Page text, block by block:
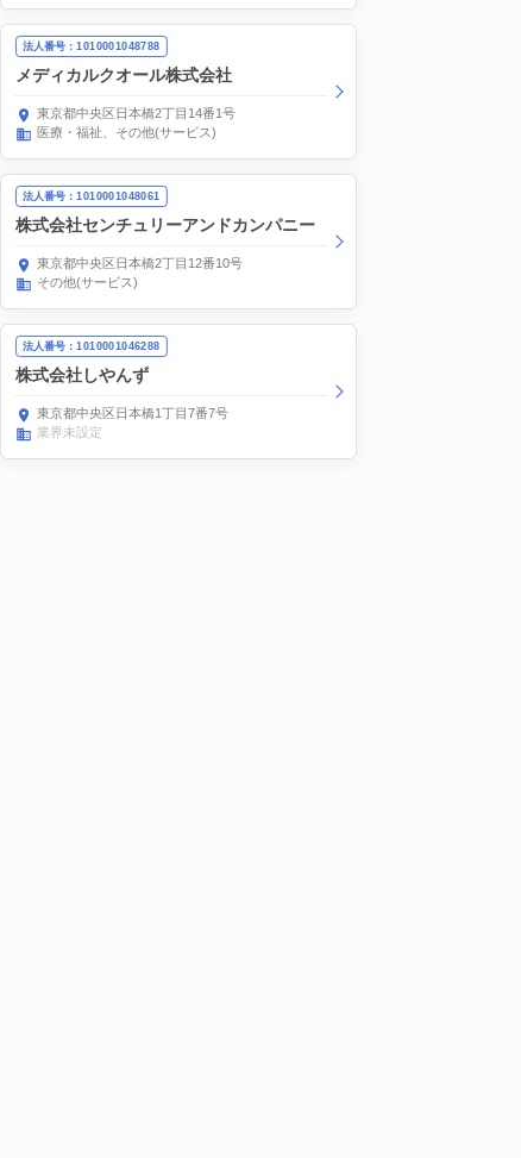
法人番号：1010001048788
メディカルクオール株式会社
東京都中央区日本橋2丁目14番1号
医療・福祉
その他(サービス)
法人番号：1010001048061
株式会社センチュリーアンドカンパニー
東京都中央区日本橋2丁目12番10号
その他(サービス)
法人番号：1010001046288
株式会社しやんず
東京都中央区日本橋1丁目7番7号
業界未設定